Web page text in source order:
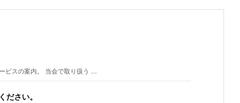
ビスの案内。 当会で取り扱う ...
ださい。